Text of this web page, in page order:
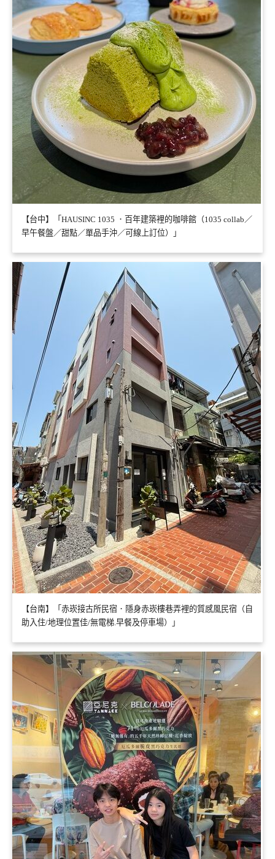
【台中】「HAUSINC 1035 ．百年建築裡的咖啡館（1035 collab／
早午餐盤／甜點／單品手沖／可線上訂位）」
【台南】「赤崁接古所民宿．隱身赤崁樓巷弄裡的質感風民宿（自
助入住/地理位置佳/無電梯.早餐及停車場）」